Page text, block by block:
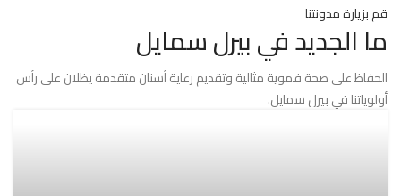
قم بزيارة مدونتنا
ما الجديد في بيرل سمايل
الحفاظ على صحة فموية مثالية وتقديم رعاية أسنان متقدمة يظلان على رأس
أولوياتنا في بيرل سمايل.